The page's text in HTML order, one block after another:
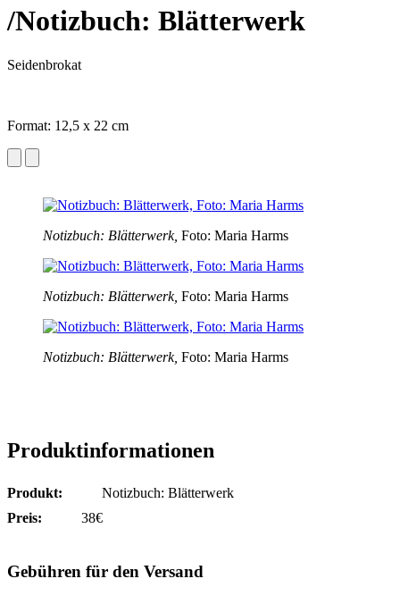
/Notizbuch: Blätterwerk
Seidenbrokat
Format: 12,5 x 22 cm
Notizbuch: Blätterwerk, Foto: Maria Harms
Notizbuch: Blätterwerk, Foto: Maria Harms
Notizbuch: Blätterwerk, Foto: Maria Harms
Produktinformationen
Produkt:
Notizbuch: Blätterwerk
Preis:
38€
Gebühren für den Versand